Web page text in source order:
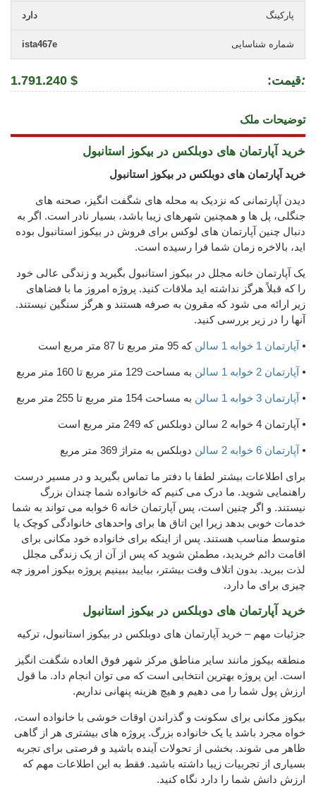
پارکینگ دارد
شماره شناسایی ista467e
:قیمت:
1.791.240 $
توضیحات ملک
خرید آپارتمان های دوبلکس در بیکوز استانبول
خرید آپارتمان های دوبلکس در بیکوز استانبول
دیدن آپارتمانی که نزدیک به محله های شگفت انگیز، صحنه های
جنگلی، پل ها و همچنین شهرهای زیبا باشد، بسیار نادر است. اگر به
دنبال چنین آپارتمان های لوکس برای فروش در بیکوز استانبول بوده
اید، بالاخره زمان شما فرا رسیده است.
یک آپارتمان خانه مجلل در بیکوز استانبول بگیرید و زندگی عالی خود
را که قبلاً هرگز نداشته اید ملاقات کنید. پروژه امروز ما با فضاهای
زیر ارائه می شود که مقرون به صرفه هستند و هرگز سنگین نیستند.
آنها را در زیر بررسی کنید.
⦁ آپارتمان 1 خوابه 1 سالن که 95 متر مربع تا 87 متر مربع است
⦁ آپارتمان 2 خوابه 1 سالن به مساحت 129 متر مربع تا 160 متر مربع
⦁ آپارتمان 3 خوابه 1 سالن به مساحت 154 متر مربع تا 255 متر مربع
⦁ آپارتمان 4 خوابه 2 سالن دوبلکس که 249 متر مربع است
⦁ آپارتمان 6 خوابه 2 سالن دوبلکس به متراژ 369 متر مربع
برای اطلاعات بیشتر لطفا با دفتر ما تماس بگیرید و در مسیر درست
راهنمایی شوید. ما درک می کنیم که خانواده شما چندان بزرگ
نیستند. و اگر چنین است، پس آپارتمان خانه 6 خوابه می تواند به شما
خدمات خوبی بدهد زیرا این اتاق ها برای واحدهای خانوادگی کوچک یا
متوسط ​​مناسب هستند. پس از اینکه برای خانواده خود مکانی برای
اقامت دائم خریدید، مطمئن شوید که پس از آن از یک زندگی مجلل
لذت ببرید. بدون اتلاف وقت بیشتر، بیایید ببینیم پروژه بیکوز امروز چه
چیزی برای ما دارد.
خرید آپارتمان های دوبلکس در بیکوز استانبول
جزئیات مهم – خرید آپارتمان های دوبلکس در بیکوز استانبول، ترکیه
منطقه بیکوز مانند سایر مناطق مرکز شهر فوق العاده شگفت انگیز
است. این پروژه بهترین انتخابی است که می توان انجام داد. ما قول
ارزش پول شما را می دهیم و هیچ هزینه پنهانی نداریم.
بیکوز مکانی برای سکونت و گذراندن اوقات خوشی با خانواده است،
خواه مجرد باشد یا یک خانواده بزرگ. پروژه های بیشتری هر از گاهی
ظاهر می شوند. بخشی از تحولات آینده باشید و فرصتی برای تجربه
بسیاری از تجربیات زیبا داشته باشید. فقط به این اطلاعات مهم که
ارزش دانش شما را دارد نگاه کنید.